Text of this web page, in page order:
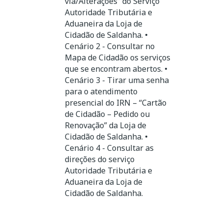
Autoridade Tributária e
Aduaneira da Loja de
Cidadão de Saldanha. •
Cenário 2 - Consultar no
Mapa de Cidadão os serviços
que se encontram abertos. •
Cenário 3 - Tirar uma senha
para o atendimento
presencial do IRN – “Cartão
de Cidadão – Pedido ou
Renovação” da Loja de
Cidadão de Saldanha. •
Cenário 4 - Consultar as
direções do serviço
Autoridade Tributária e
Aduaneira da Loja de
Cidadão de Saldanha.